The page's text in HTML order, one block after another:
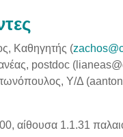
Καθηγητής (
postdoc
Υ/Δ
αίθουσα 1.1.31